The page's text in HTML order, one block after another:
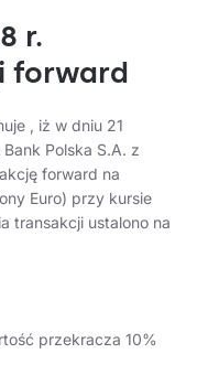
r.
forward
, iż w dniu 21
Polska S.A. z
forward na
Euro) przy kursie
transakcji ustalono na
przekracza 10%